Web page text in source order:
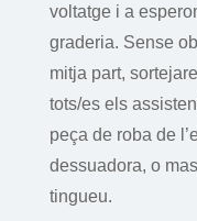
voltatge i a
graderia. Sense
mitja part,
tots/es els
peça de roba de
dessuadora, o
tingueu.